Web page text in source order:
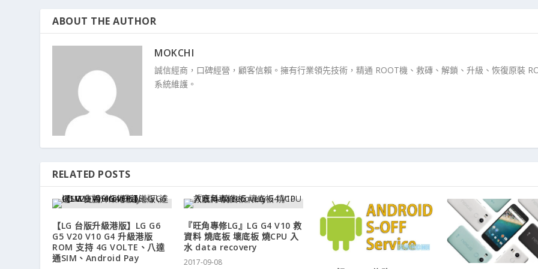
ABOUT THE AUTHOR
MOKCHI
誠信經商，口碑經營，顧客信賴。擁有行業領先技術，精通 ROOT機、救磚、解鎖、升級、恢復原裝
系統維護。
RELATED POSTS
【LG 台版升級港版】LG G6
G5 V20 V10 G4 升級港版
ROM 支持 4G VOLTE、八達
通SIM、Android Pay
『旺角專修LG』LG G4 V10 救
資料 燒底板 壞底板 燒CPU 入
水 data recovery
2017-09-08